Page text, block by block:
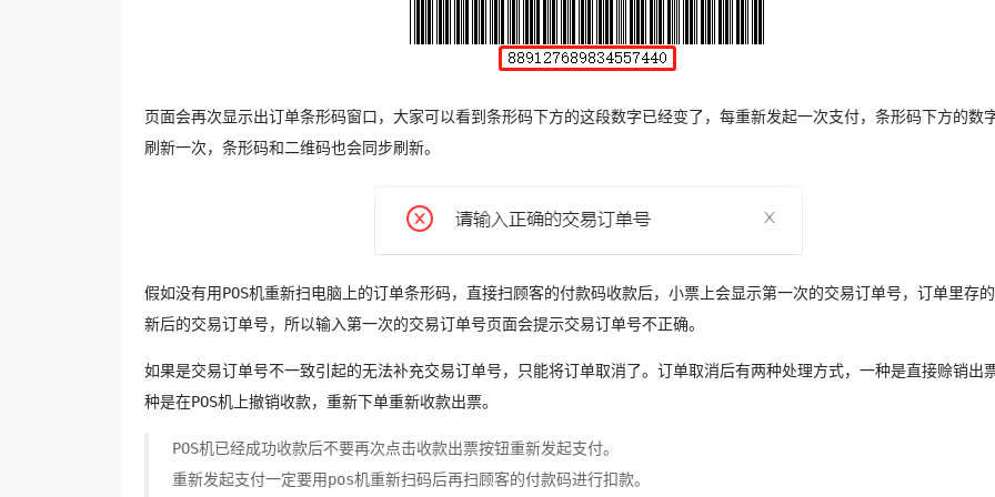
页面会再次显示出订单条形码窗口，大家可以看到条形码下方的这段数字已经变了，每重新发起一次支付，条形码下方的数
刷新一次，条形码和二维码也会同步刷新。
假如没有用POS机重新扫电脑上的订单条形码，直接扫顾客的付款码收款后，小票上会显示第一次的交易订单号，订单里存
新后的交易订单号，所以输入第一次的交易订单号页面会提示交易订单号不正确。
如果是交易订单号不一致引起的无法补充交易订单号，只能将订单取消了。订单取消后有两种处理方式，一种是直接赊销出
种是在POS机上撤销收款，重新下单重新收款出票。
POS机已经成功收款后不要再次点击收款出票按钮重新发起支付。
重新发起支付一定要用pos机重新扫码后再扫顾客的付款码进行扣款。